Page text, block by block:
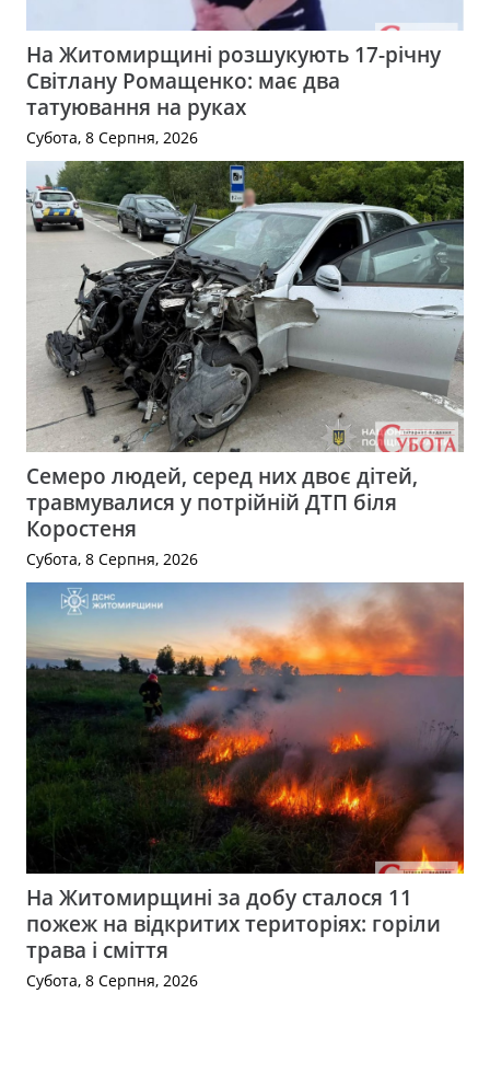
На Житомирщині розшукують 17-річну
Світлану Ромащенко: має два
татуювання на руках
Субота, 8 Серпня, 2026
Семеро людей, серед них двоє дітей,
травмувалися у потрійній ДТП біля
Коростеня
Субота, 8 Серпня, 2026
На Житомирщині за добу сталося 11
пожеж на відкритих територіях: горіли
трава і сміття
Субота, 8 Серпня, 2026